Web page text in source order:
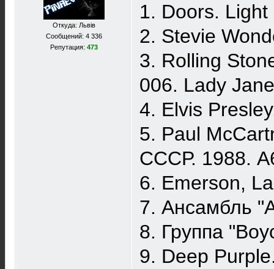
Откуда: Львів
Сообщений: 4 336
Репутация: 473
1. Doors.
2. Stevie
3. Rolling
006. Lady
4. Elvis
5. Paul
СССР. 1988.
6. Emerson,
7. Ансамбль
8. Группа
9. Deep